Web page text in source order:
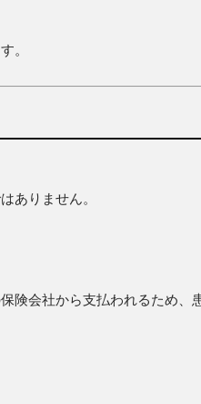
。
ありません。
険会社から支払われるため、